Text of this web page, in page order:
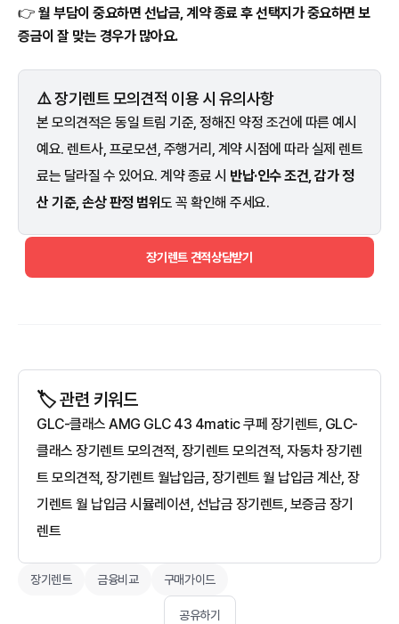
👉 월 부담이 중요하면 선납금, 계약 종료 후 선택지가 중요하면 보
증금이 잘 맞는 경우가 많아요.
⚠️ 장기렌트 모의견적 이용 시 유의사항
본 모의견적은 동일 트림 기준, 정해진 약정 조건에 따른 예시
예요. 렌트사, 프로모션, 주행거리, 계약 시점에 따라 실제 렌트
료는 달라질 수 있어요. 계약 종료 시 반납·인수 조건, 감가 정
산 기준, 손상 판정 범위도 꼭 확인해 주세요.
장기렌트 견적상담받기
🏷️ 관련 키워드
GLC-클래스 AMG GLC 43 4matic 쿠페 장기렌트, GLC-
클래스 장기렌트 모의견적, 장기렌트 모의견적, 자동차 장기렌
트 모의견적, 장기렌트 월납입금, 장기렌트 월 납입금 계산, 장
기렌트 월 납입금 시뮬레이션, 선납금 장기렌트, 보증금 장기
렌트
장기렌트 금융비교 구매가이드
공유하기